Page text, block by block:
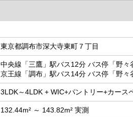
東京都調布市深大寺東町７丁目
中央線「三鷹」駅バス12分 バス停「野
京王線「調布」駅バス14分 バス停「野
3LDK～4LDK + WIC+パントリー+カース
132.44m² ～ 143.82m² 実測